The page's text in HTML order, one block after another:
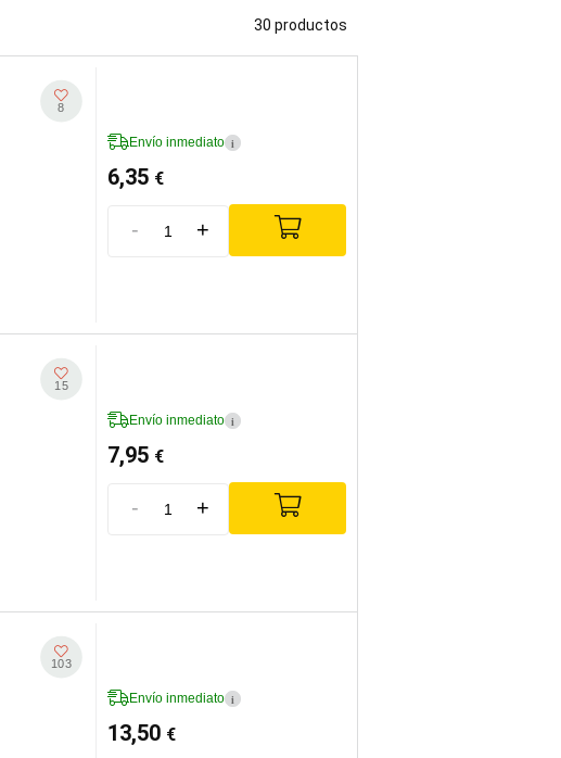
30 productos
8
Envío inmediato i
6,35 €
- +
15
Envío inmediato i
7,95 €
- +
103
Envío inmediato i
13,50 €